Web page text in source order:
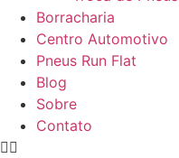
Borracharia
Centro Automotivo
Pneus Run Flat
Blog
Sobre
Contato